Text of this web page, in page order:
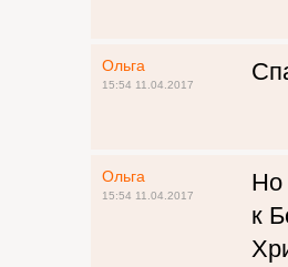
Ольга
15:54 11.04.2017
Ольга
15:54 11.04.2017
Но
к